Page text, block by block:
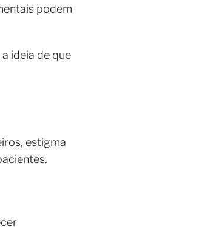
podem
ideia de que
estigma